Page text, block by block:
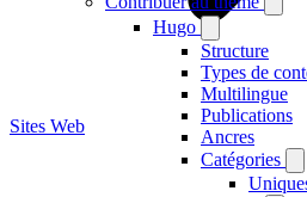
Hugo
Structure
Types de
Multilingue
Publications
Ancres
Catégories
Sites Web